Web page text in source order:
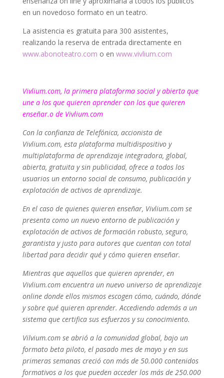
en un novedoso formato en un teatro.
La asistencia es gratuita para 300 asistentes,
realizando la reserva de entrada directamente en
www.abonoteatro.com o en www.vivlium.com
Vivlium.com, la primera plataforma social y abierta que
une a los que quieren aprender con los que quieren
enseñar.o de Vivlium.com
Con la confianza de Telefónica, accionista de
Vivlium.com, esta plataforma multidispositivo y
multiplataforma de aprendizaje integradora, global,
abierta, gratuita y sin publicidad, ofrece a todos los
usuarios un entorno social de consumo, publicación y
explotación de activos de aprendizaje.
En el caso de quienes quieren enseñar, Vivlium.com se
presenta como un nuevo entorno de publicación y
explotación de activos de formación robusto, seguro,
garantista y justo para autores que cuentan con total
libertad para decidir qué y cómo quieren enseñar.
Mientras que aquellos que quieren aprender, en
Vivlium.com encuentra un nuevo universo de aprendizaje
online donde ellos mismos escogen cómo, cuándo, dónde
y sobre qué quieren aprender. Accediendo además a un
sistema que certifica sus esfuerzos y su conocimiento.
Vilvium.com se abrió a la comunidad global, bajo un
formato beta piloto, el pasado mes de mayo y en sus
primeras semanas creció con más de 50.000 contenidos
formativos a los que pueden acceder los más de 250.000